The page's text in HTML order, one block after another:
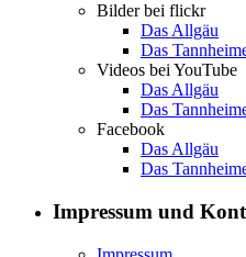
Bilder bei flickr
Das Allgäu
Das
Videos bei YouTube
Das Allgäu
Das
Facebook
Das Allgäu
Das
Impressum und